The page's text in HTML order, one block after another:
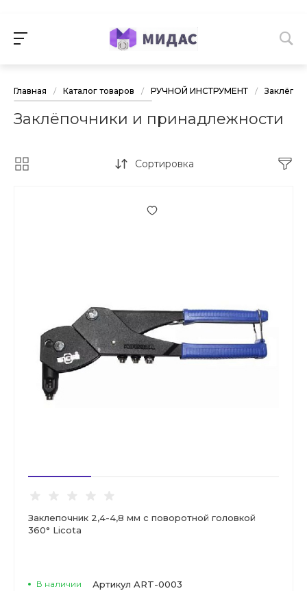
Главная / Каталог товаров / РУЧНОЙ ИНСТРУМЕНТ /
Заклёпочники и принадлежности
Сортировка
Заклепочник 2,4-4,8 мм с поворотной головкой
360° Licota
В наличии Артикул ART-0003